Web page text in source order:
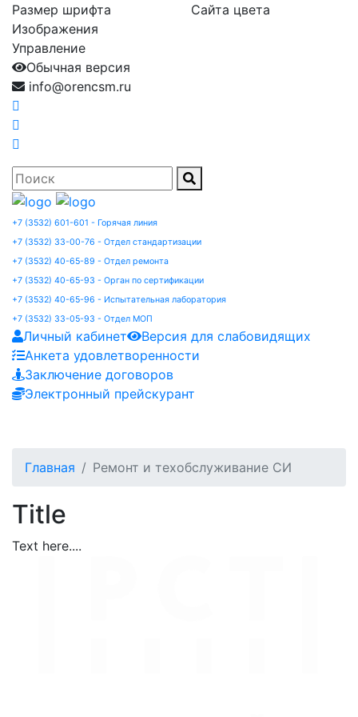
Размер шрифта
Сайта цвета
Изображения
Управление
Обычная версия
info@orencsm.ru
+7 (3532) 601-601 - Горячая линия
+7 (3532) 33-00-76 - Отдел стандартизации
+7 (3532) 40-65-89 - Отдел ремонта
+7 (3532) 40-65-93 - Орган по сертификации
+7 (3532) 40-65-96 - Испытательная лаборатория
+7 (3532) 33-05-93 - Отдел МОП
Личный кабинет
Версия для слабовидящих
Анкета удовлетворенности
Заключение договоров
Электронный прейскурант
Главная Ремонт и техобслуживание СИ
Title
Text here....